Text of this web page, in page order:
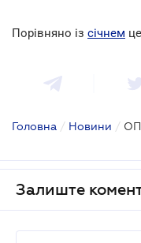
Порівняно із січнем
Головна / Новини /
Залиште